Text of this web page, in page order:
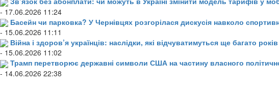
- 17.06.2026 11:24
Басейн чи парковка? У Чернівцях розгорілася дискусія навколо
- 15.06.2026 11:11
Війна і здоров’я українців: наслідки, які відчуватимуться ще багато років
- 15.06.2026 11:02
Трамп перетворює державні символи США на частину власного
- 14.06.2026 22:38